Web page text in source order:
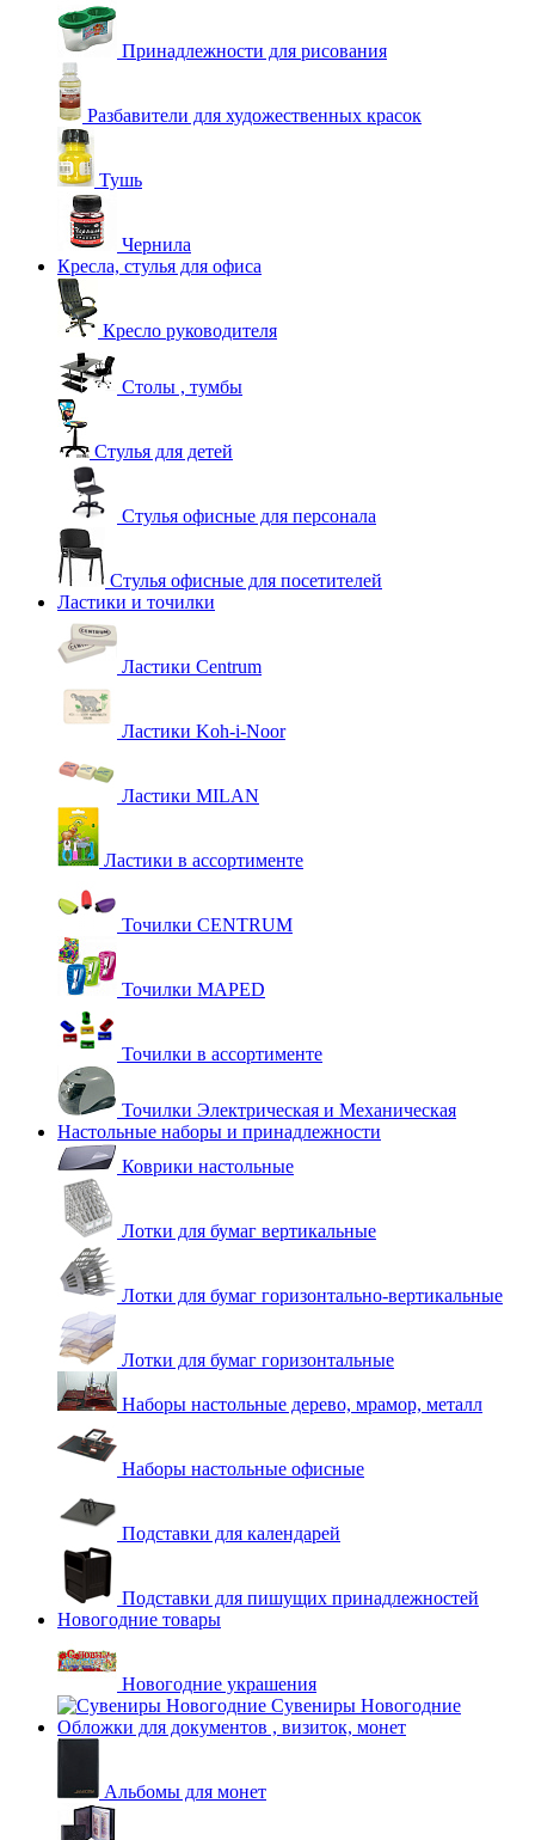
Принадлежности для рисования
Разбавители для художественных красок
Тушь
Чернила
Кресла, стулья для офиса
Кресло руководителя
Столы , тумбы
Стулья для детей
Стулья офисные для персонала
Стулья офисные для посетителей
Ластики и точилки
Ластики Centrum
Ластики Koh-i-Noor
Ластики MILAN
Ластики в ассортименте
Точилки CENTRUM
Точилки MAPED
Точилки в ассортименте
Точилки Электрическая и Механическая
Настольные наборы и принадлежности
Коврики настольные
Лотки для бумаг вертикальные
Лотки для бумаг горизонтально-вертикальные
Лотки для бумаг горизонтальные
Наборы настольные дерево, мрамор, металл
Наборы настольные офисные
Подставки для календарей
Подставки для пишущих принадлежностей
Новогодние товары
Новогодние украшения
Сувениры Новогодние
Обложки для документов , визиток, монет
Альбомы для монет